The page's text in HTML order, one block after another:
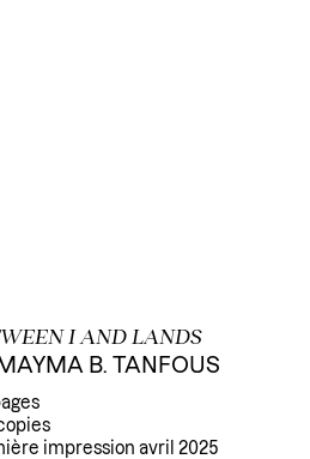
I AND LANDS
B. TANFOUS
impression avril 2025